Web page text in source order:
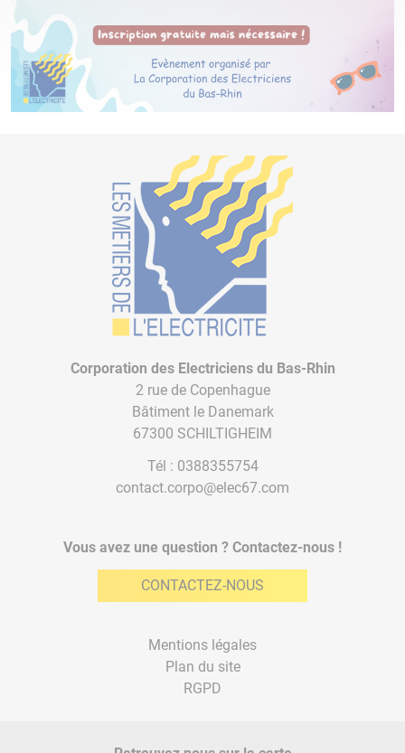
Corporation des Electriciens du Bas-Rhin
2 rue de Copenhague
Bâtiment le Danemark
67300 SCHILTIGHEIM
Tél : 0388355754
contact.corpo@elec67.com
Vous avez une question ? Contactez-nous !
CONTACTEZ-NOUS
Mentions légales
Plan du site
RGPD